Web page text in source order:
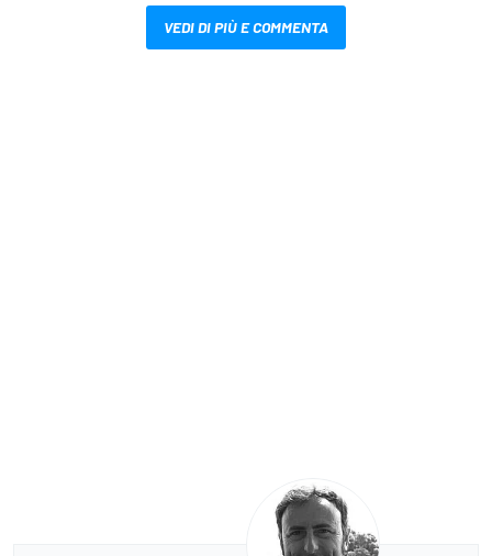
VEDI DI PIÙ E COMMENTA